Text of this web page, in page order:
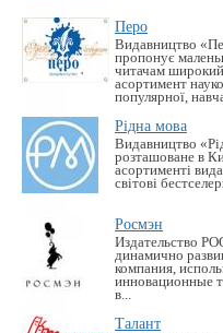
Перо
Видавництво
пропонує
читачам широкий
асортимент
популярної,
Рідна мова
Видавництво
розташоване в
асортименті
світові
Росмэн
Издательство
динамично
компания,
инновационные
в...
Талант